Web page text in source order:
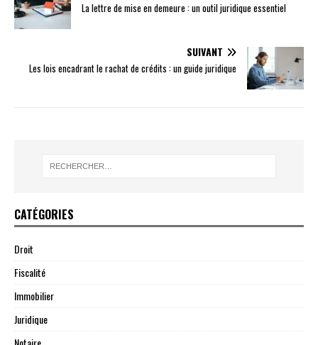
La lettre de mise en demeure : un outil juridique essentiel
SUIVANT
Les lois encadrant le rachat de crédits : un guide juridique
CATÉGORIES
Droit
Fiscalité
Immobilier
Juridique